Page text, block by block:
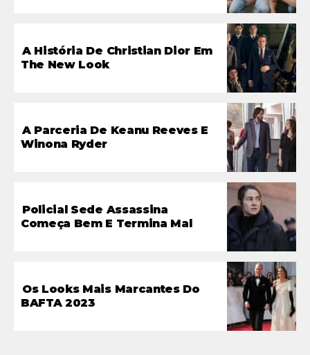
A História De Christian Dior Em
The New Look
A Parceria De Keanu Reeves E
Winona Ryder
Policial Sede Assassina
Começa Bem E Termina Mal
Os Looks Mais Marcantes Do
BAFTA 2023